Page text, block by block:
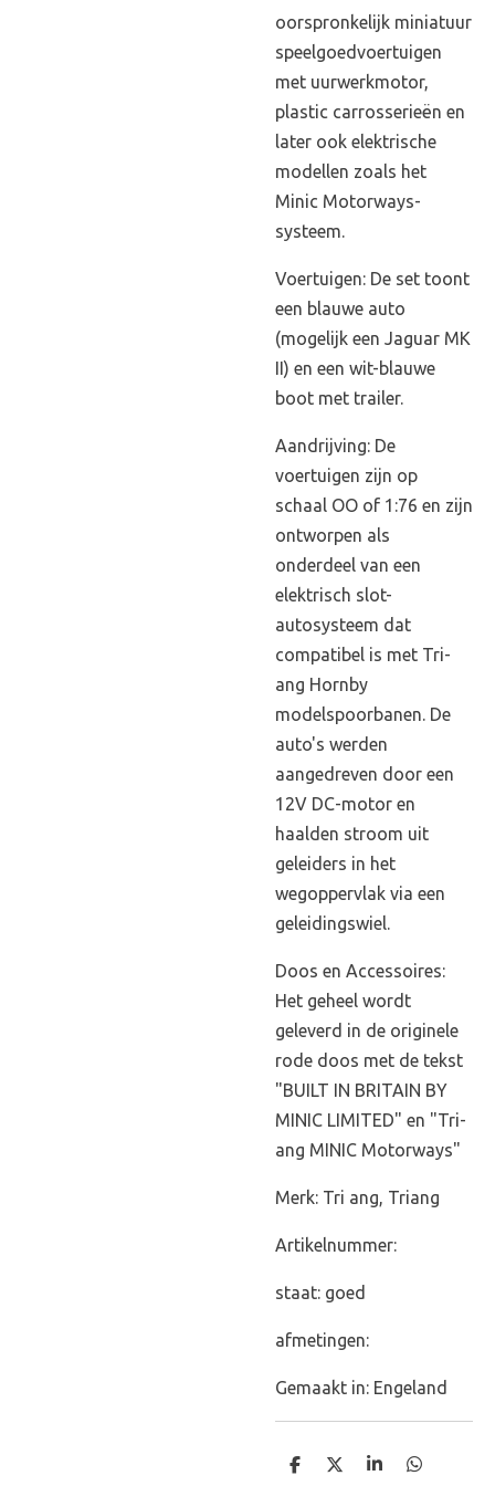
oorspronkelijk miniatuur
speelgoedvoertuigen
met uurwerkmotor,
plastic carrosserieën en
later ook elektrische
modellen zoals het
Minic Motorways-
systeem.
Voertuigen: De set toont
een blauwe auto
(mogelijk een Jaguar MK
II) en een wit-blauwe
boot met trailer.
Aandrijving: De
voertuigen zijn op
schaal OO of 1:76 en zijn
ontworpen als
onderdeel van een
elektrisch slot-
autosysteem dat
compatibel is met Tri-
ang Hornby
modelspoorbanen. De
auto's werden
aangedreven door een
12V DC-motor en
haalden stroom uit
geleiders in het
wegoppervlak via een
geleidingswiel.
Doos en Accessoires:
Het geheel wordt
geleverd in de originele
rode doos met de tekst
"BUILT IN BRITAIN BY
MINIC LIMITED" en "Tri-
ang MINIC Motorways"
Merk: Tri ang, Triang
Artikelnummer:
staat: goed
afmetingen:
Gemaakt in: Engeland
D
D
S
D